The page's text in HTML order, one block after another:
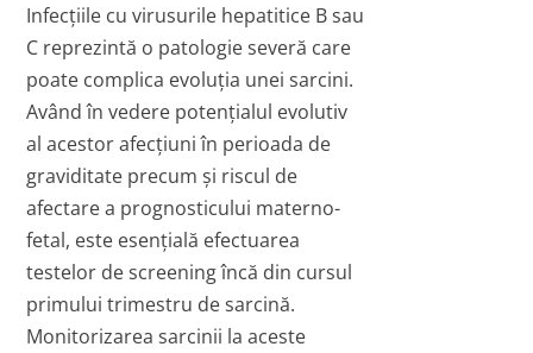
Infecțiile cu virusurile hepatitice B sau
C reprezintă o patologie severă care
poate complica evoluția unei sarcini.
Având în vedere potențialul evolutiv
al acestor afecțiuni în perioada de
graviditate precum și riscul de
afectare a prognosticului materno-
fetal, este esențială efectuarea
testelor de screening încă din cursul
primului trimestru de sarcină.
Monitorizarea sarcinii la aceste